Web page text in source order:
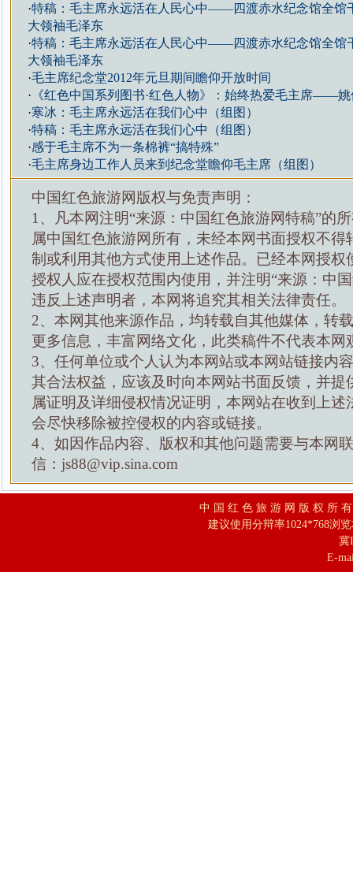
·特稿：毛主席永远活在人民心中——四渡赤水纪念馆全馆
大领袖毛泽东
·特稿：毛主席永远活在人民心中——四渡赤水纪念馆全馆
大领袖毛泽东
·毛主席纪念堂2012年元旦期间瞻仰开放时间
· 《红色中国系列图书·红色人物》：始终热爱毛主席——
·寒冰：毛主席永远活在我们心中（组图）
·特稿：毛主席永远活在我们心中（组图）
·感于毛主席不为一条棉裤“搞特殊”
·毛主席身边工作人员来到纪念堂瞻仰毛主席（组图）
中国红色旅游网版权与免责声明：
1、凡本网注明“来源：中国红色旅游网特稿”的
属中国红色旅游网所有，未经本网书面授权不得
制或利用其他方式使用上述作品。已经本网授权
授权人应在授权范围内使用，并注明“来源：中
违反上述声明者，本网将追究其相关法律责任。
2、本网其他来源作品，均转载自其他媒体，转
更多信息，丰富网络文化，此类稿件不代表本网
3、任何单位或个人认为本网站或本网站链接内
其合法权益，应该及时向本网站书面反馈，并提
属证明及详细侵权情况证明，本网站在收到上述
会尽快移除被控侵权的内容或链接。
4、如因作品内容、版权和其他问题需要与本网
信：js88@vip.sina.com
中 国 红 色 旅 游 网 版 权 所
建议使用分辩率1024*768浏
冀
E-